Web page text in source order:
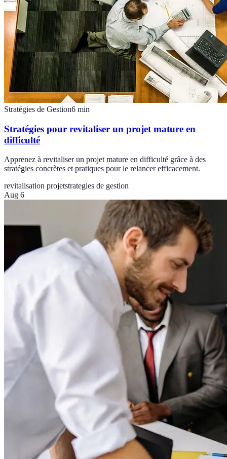
Stratégies de Gestion6 min
Stratégies pour revitaliser un projet mature en
difficulté
Apprenez à revitaliser un projet mature en difficulté grâce à des
stratégies concrètes et pratiques pour le relancer efficacement.
revitalisation projetstrategies de gestion
Aug 6